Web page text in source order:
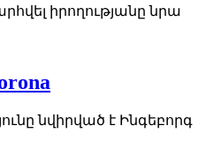
իրողությանը նրա
նվիրված է Ինգեբորգ